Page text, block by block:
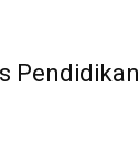
Pendidikan